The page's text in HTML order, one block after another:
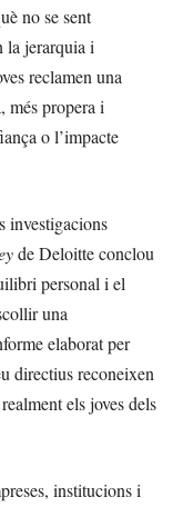
no se sent
la jerarquia i
reclamen una
més propera i
o l’impacte
investigacions
de Deloitte conclou
personal i el
una
elaborat per
directius reconeixen
els joves dels
institucions i